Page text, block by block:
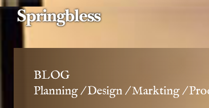
BLOG
Planning / Design / Markting /